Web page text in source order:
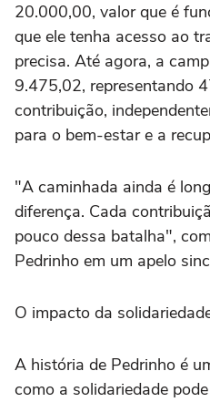
20.000,00, valor que é
que ele tenha acesso ao
precisa. Até agora, a
9.475,02, representando
contribuição,
para o bem-estar e a
"A caminhada ainda é
diferença. Cada
pouco dessa batalha",
Pedrinho em um apelo
O impacto da
A história de Pedrinho é
como a solidariedade